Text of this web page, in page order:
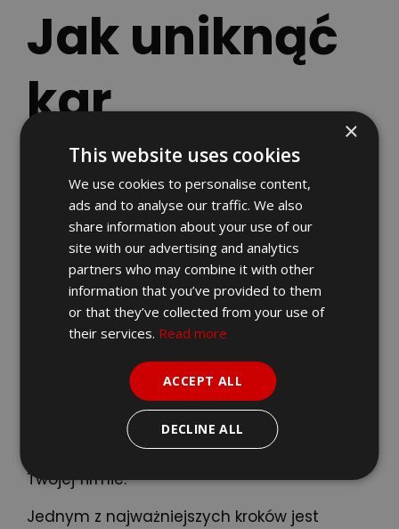
Jak uniknąć
kar
związanych z
KSeF?
Kluczowe dla uniknięcia kar za
nieprzestrzeganie przepisów KSeF jest
proaktywne i kompleksowe przygotowanie
dlatego warto podjąć działania już teraz,
aby zapewnić płynne przejście na nowy
system. Prawidłowe wdrożenie to bowiem
nie tylko kwestia technologiczna, ale również
organizacyjna, obejmująca procesy i ludzi w
Twojej firmie.
Jednym z najważniejszych kroków jest
×
This website uses cookies
We use cookies to personalise content,
ads and to analyse our traffic. We also
share information about your use of our
site with our advertising and analytics
partners who may combine it with other
information that you’ve provided to them
or that they’ve collected from your use of
their services. Read more
ACCEPT ALL
DECLINE ALL